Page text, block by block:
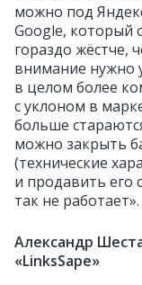
можно под
Google, который
гораздо жёстче,
внимание нужно
в целом более
с уклоном в
больше
можно закрыть
(технические
и продавить его
так не работает».
Александр
«LinksSape»